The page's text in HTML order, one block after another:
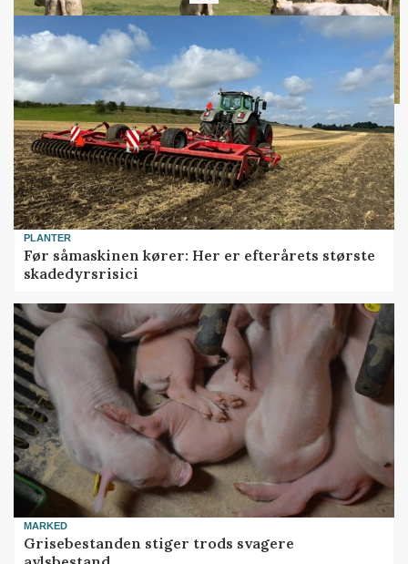
PLANTER
Før såmaskinen kører: Her er efterårets største
skadedyrsrisici
MARKED
Grisebestanden stiger trods svagere